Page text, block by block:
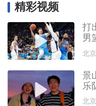
精彩视频
打
男
北
景
乐
北